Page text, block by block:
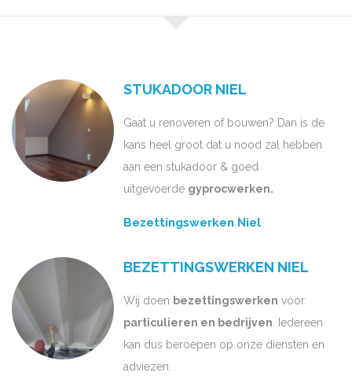
STUKADOOR NIEL
Gaat u renoveren of bouwen? Dan is de
kans heel groot dat u nood zal hebben
aan een stukadoor & goed
uitgevoerde gyprocwerken.
Bezettingswerken Niel
BEZETTINGSWERKEN NIEL
Wij doen bezettingswerken voor
particulieren en bedrijven. Iedereen
kan dus beroepen op onze diensten en
adviezen.